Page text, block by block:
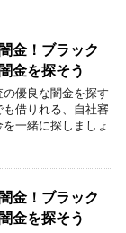
金！ブラック
金を探そう
優良な闇金を探す
借りれる、自社審
一緒に探しましょ
金！ブラック
金を探そう